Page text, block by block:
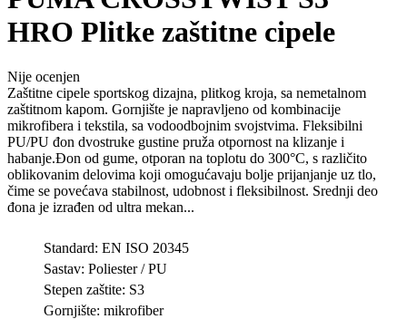
HRO Plitke zaštitne cipele
Nije ocenjen
Zaštitne cipele sportskog dizajna, plitkog kroja, sa nemetalnom
zaštitnom kapom. Gornjište je napravljeno od kombinacije
mikrofibera i tekstila, sa vodoodbojnim svojstvima. Fleksibilni
PU/PU đon dvostruke gustine pruža otpornost na klizanje i
habanje.Đon od gume, otporan na toplotu do 300°C, s različito
oblikovanim delovima koji omogućavaju bolje prijanjanje uz tlo,
čime se povećava stabilnost, udobnost i fleksibilnost. Srednji deo
đona je izrađen od ultra mekan...
Standard: EN ISO 20345
Sastav: Poliester / PU
Stepen zaštite: S3
Gornjište: mikrofiber